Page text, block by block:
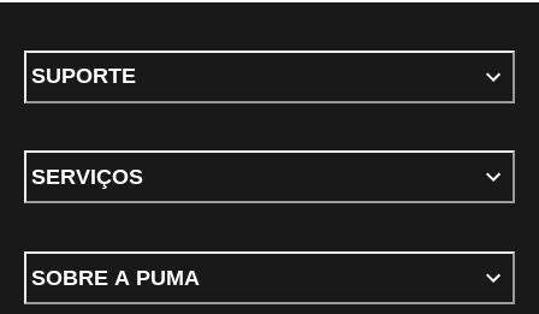
SUPORTE
SERVIÇOS
SOBRE A PUMA